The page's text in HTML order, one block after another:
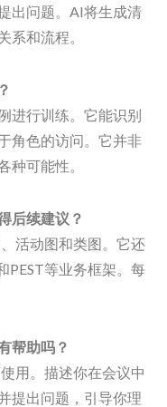
出问题。AI将生成清
系和流程。
进行训练。它能识别
角色的访问。它并非
种可能性。
后续建议？
活动图和类图。它还
PEST等业务框架。每
帮助吗？
用。描述你在会议中
提出问题，引导你理